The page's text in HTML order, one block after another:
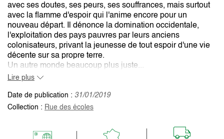
avec ses doutes, ses peurs, ses souffrances, mais surtout
avec la flamme d'espoir qui l'anime encore pour un
nouveau départ. Il dénonce la domination occidentale,
l'exploitation des pays pauvres par leurs anciens
colonisateurs, privant la jeunesse de tout espoir d'une vie
décente sur sa propre terre.
Un autre monde beaucoup plus juste...
Lire plus
Date de publication : 31/01/2019
Collection : Rue des écoles